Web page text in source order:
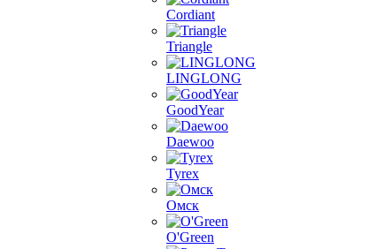
Cordiant
Triangle
LINGLONG
GoodYear
Daewoo
Tyrex
Омск
O'Green